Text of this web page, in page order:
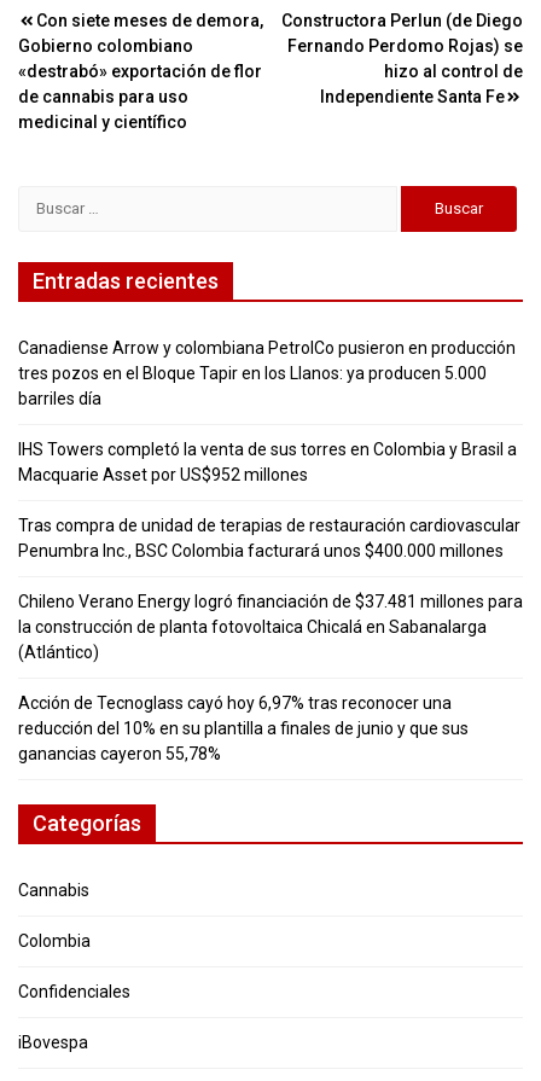
Navegación
de
entradas
Con siete meses de demora,
Gobierno colombiano
«destrabó» exportación de flor
de cannabis para uso
medicinal y científico
Constructora Perlun (de Diego
Fernando Perdomo Rojas) se
hizo al control de
Independiente Santa Fe
Entradas recientes
Canadiense Arrow y colombiana PetrolCo pusieron en producción
tres pozos en el Bloque Tapir en los Llanos: ya producen 5.000
barriles día
IHS Towers completó la venta de sus torres en Colombia y Brasil a
Macquarie Asset por US$952 millones
Tras compra de unidad de terapias de restauración cardiovascular
Penumbra Inc., BSC Colombia facturará unos $400.000 millones
Chileno Verano Energy logró financiación de $37.481 millones para
la construcción de planta fotovoltaica Chicalá en Sabanalarga
(Atlántico)
Acción de Tecnoglass cayó hoy 6,97% tras reconocer una
reducción del 10% en su plantilla a finales de junio y que sus
ganancias cayeron 55,78%
Categorías
Cannabis
Colombia
Confidenciales
iBovespa